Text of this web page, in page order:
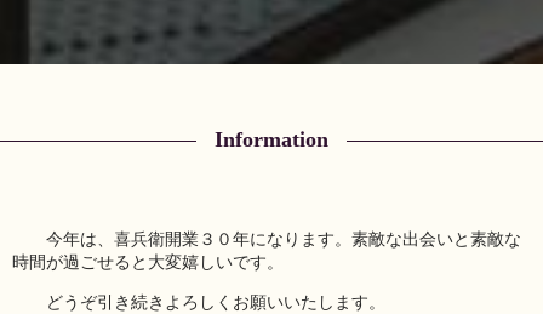
Information
今年は、喜兵衛開業３０年になります。素敵な出会いと素敵な
時間が過ごせると大変嬉しいです。
どうぞ引き続きよろしくお願いいたします。